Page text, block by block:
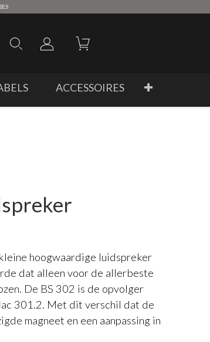
ACCESSOIRES
hoogwaardige luidspreker
dat alleen voor de allerbeste
De BS 302 is de opvolger
301.2. Met dit verschil dat de
magneet en een aanpassing in